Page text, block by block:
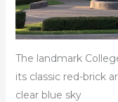
The landmark
its classic red-brick
clear blue sky